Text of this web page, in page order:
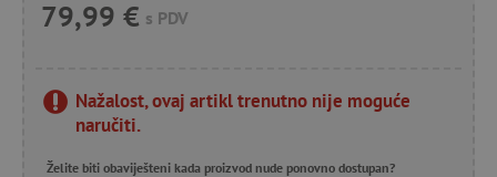
79,99 € s PDV
Nažalost, ovaj artikl trenutno nije moguće
naručiti.
Želite biti obaviješteni kada proizvod nude ponovno dostupan?